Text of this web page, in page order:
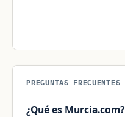
PREGUNTAS FRECUENTES
¿Qué es Murcia.com?